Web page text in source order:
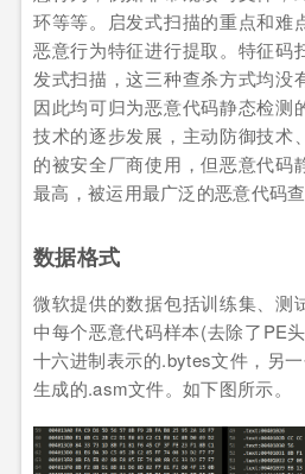
环等等。启发式扫描的重点和难
恶意行为特征进行提取。特征码
发式扫描，这三种查杀方式均没
因此均可归为恶意代码静态检测
技术的逐步发展，主动防御技术
的被安全厂商使用，但恶意代码
最高，被运用最广泛的恶意代码查
数据格式
微软提供的数据包括训练集、测
中每个恶意代码样本(去除了PE
十六进制表示的.bytes文件，另
生成的.asm文件。如下图所示。